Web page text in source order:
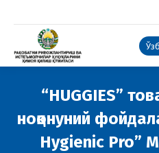
Ўзб
“HUGGIES”
ноқонуний
Hygienic Pro”